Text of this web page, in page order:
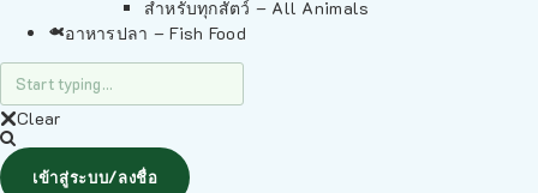
สำหรับทุกสัตว์ – All Animals
อาหารปลา – Fish Food
Clear
เข้าสู่ระบบ/ลงชื่อ